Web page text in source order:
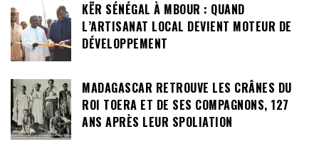
KËR SÉNÉGAL À MBOUR : QUAND
L’ARTISANAT LOCAL DEVIENT MOTEUR DE
DÉVELOPPEMENT
MADAGASCAR RETROUVE LES CRÂNES DU
ROI TOERA ET DE SES COMPAGNONS, 127
ANS APRÈS LEUR SPOLIATION